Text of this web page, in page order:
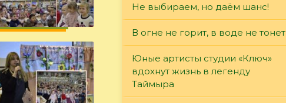
Не выбираем, но даём шанс!
В огне не горит, в воде не тонет
Юные артисты студии «Ключ»
вдохнут жизнь в легенду
Таймыра